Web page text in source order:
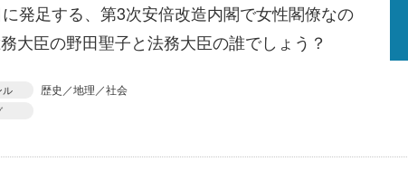
発足する、第3次安倍改造内閣で女性閣僚なの
大臣の野田聖子と法務大臣の誰でしょう？
ル 歴史／地理／社会